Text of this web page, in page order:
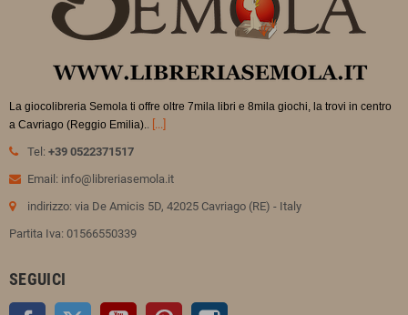
La giocolibreria Semola ti offre oltre 7mila libri e 8mila giochi, la trovi in centro
a Cavriago (Reggio Emilia).. [...]
Tel: +39 0522371517
Email: info@libreriasemola.it
indirizzo: via De Amicis 5D, 42025 Cavriago (RE) - Italy
Partita Iva: 01566550339
SEGUICI
Facebook Twitter YouTube Pinterest